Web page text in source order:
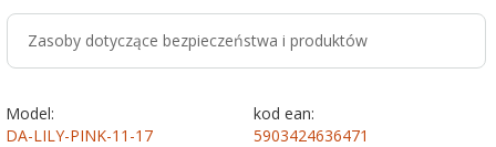
Zasoby dotyczące bezpieczeństwa i produktów
Model:
DA-LILY-PINK-11-17
kod ean:
5903424636471